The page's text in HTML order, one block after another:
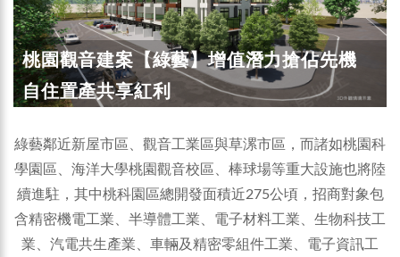
桃園觀音建案【綠藝】增值潛力搶佔先機
自住置產共享紅利
綠藝鄰近新屋市區、觀音工業區與草漯市區，而諸如桃園科
學園區、海洋大學桃園觀音校區、棒球場等重大設施也將陸
續進駐，其中桃科園區總開發面積近275公頃，招商對象包
含精密機電工業、半導體工業、電子材料工業、生物科技工
業、汽電共生產業、車輛及精密零組件工業、電子資訊工